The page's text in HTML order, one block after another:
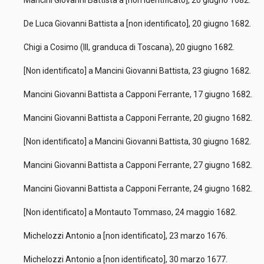
De Luca Giovanni Battista a [non identificato], 20 giugno 1682.
Chigi a Cosimo (III, granduca di Toscana), 20 giugno 1682.
[Non identificato] a Mancini Giovanni Battista, 23 giugno 1682.
Mancini Giovanni Battista a Capponi Ferrante, 17 giugno 1682.
Mancini Giovanni Battista a Capponi Ferrante, 20 giugno 1682.
[Non identificato] a Mancini Giovanni Battista, 30 giugno 1682.
Mancini Giovanni Battista a Capponi Ferrante, 27 giugno 1682.
Mancini Giovanni Battista a Capponi Ferrante, 24 giugno 1682.
[Non identificato] a Montauto Tommaso, 24 maggio 1682.
Michelozzi Antonio a [non identificato], 23 marzo 1676.
Michelozzi Antonio a [non identificato], 30 marzo 1677.